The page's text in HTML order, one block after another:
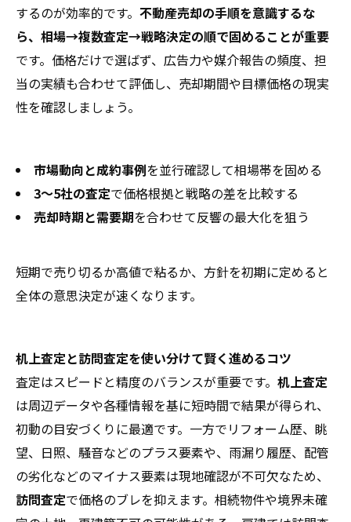
するのが効率的です。 不動産売却の手順を意識するな
ら、相場→複数査定→戦略決定の順で固めることが重要
です。価格だけで選ばず、広告力や媒介報告の頻度、担
当の実績も合わせて評価し、売却期間や目標価格の現実
性を確認しましょう。
市場動向と成約事例を並行確認して相場帯を固める
3〜5社の査定で価格根拠と戦略の差を比較する
売却時期と需要期を合わせて反響の最大化を狙う
短期で売り切るか高値で粘るか、方針を初期に定めると
全体の意思決定が速くなります。
机上査定と訪問査定を使い分けて賢く進めるコツ
査定はスピードと精度のバランスが重要です。 机上査定
は周辺データや各種情報を基に短時間で結果が得られ、
初動の目安づくりに最適です。一方でリフォーム歴、眺
望、日照、騒音などのプラス要素や、雨漏り履歴、配管
の劣化などのマイナス要素は現地確認が不可欠なため、
訪問査定で価格のブレを抑えます。相続物件や境界未確